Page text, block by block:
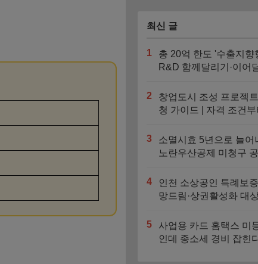
최신 글
1
총 20억 한도 '수출지향
R&D 함께달리기·이어
2
창업도시 조성 프로젝
청 가이드 | 자격 조건
3
소멸시효 5년으로 늘어
노란우산공제 미청구
4
인천 소상공인 특례보
망드림·상권활성화 대
5
사업용 카드 홈택스 미
인데 종소세 경비 잡힌